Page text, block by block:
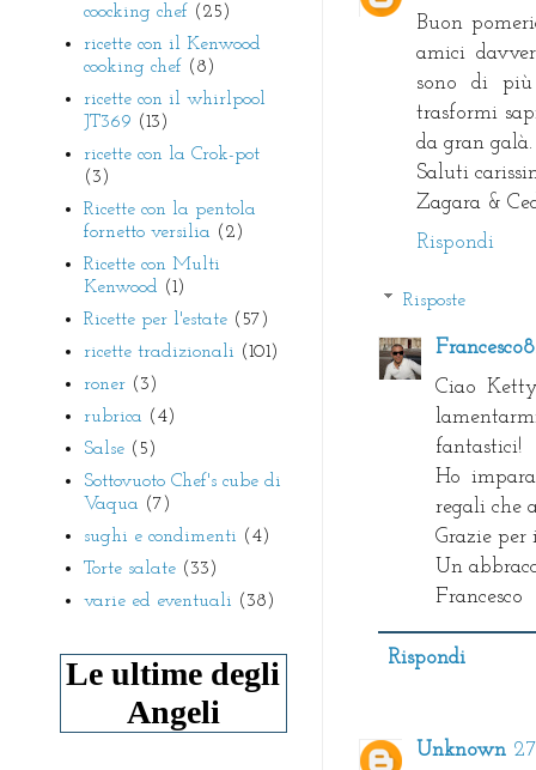
Buon
amici
sono di
trasformi
da gran galà.
Saluti
Zagara &
Rispondi
Risposte
Ciao
fantastici!
Ho
regali che
Grazie
Un
Francesco
Rispondi
Unknown
coocking chef (25)
ricette con il Kenwood
cooking chef (8)
ricette con il whirlpool
JT369 (13)
ricette con la Crok-pot
(3)
Ricette con la pentola
fornetto versilia (2)
Ricette con Multi
Kenwood (1)
Ricette per l'estate (57)
ricette tradizionali (101)
roner (3)
rubrica (4)
Salse (5)
Sottovuoto Chef's cube di
Vaqua (7)
sughi e condimenti (4)
Torte salate (33)
varie ed eventuali (38)
Le ultime degli
Angeli